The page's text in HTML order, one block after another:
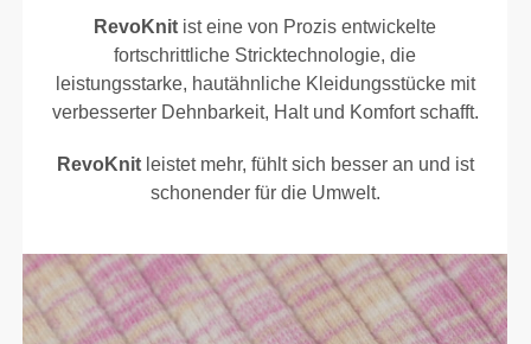
RevoKnit ist eine von Prozis entwickelte
fortschrittliche Stricktechnologie, die
leistungsstarke, hautähnliche Kleidungsstücke mit
verbesserter Dehnbarkeit, Halt und Komfort schafft.
RevoKnitleistet mehr, fühlt sich besser an und ist
schonender für die Umwelt.